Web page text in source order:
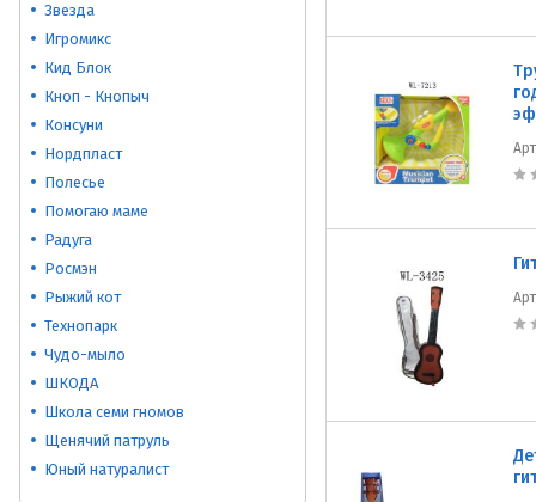
Звезда
Игромикс
Кид Блок
Кноп - Кнопыч
Консуни
Нордпласт
Полесье
Помогаю маме
Радуга
Росмэн
Рыжий кот
Технопарк
Чудо-мыло
ШКОДА
Школа семи гномов
Щенячий патруль
Юный натуралист